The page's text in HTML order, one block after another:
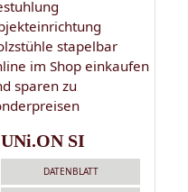
UNi.ON SI
DATENBLATT